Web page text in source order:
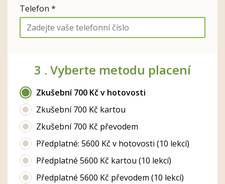
Telefon *
3 . Vyberte metodu placení
Zkušební 700 Kč v hotovosti
Zkušební 700 Kč kartou
Zkušební 700 Kč převodem
Předplatné: 5600 Kč v hotovosti (10 lekcí)
Předplatné 5600 Kč kartou (10 lekcí)
Předplatné 5600 Kč převodem (10 lekcí)